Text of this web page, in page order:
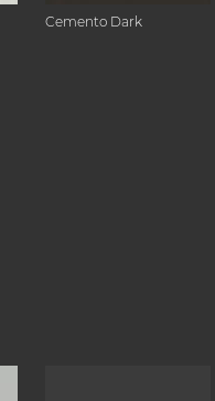
Cemento Dark